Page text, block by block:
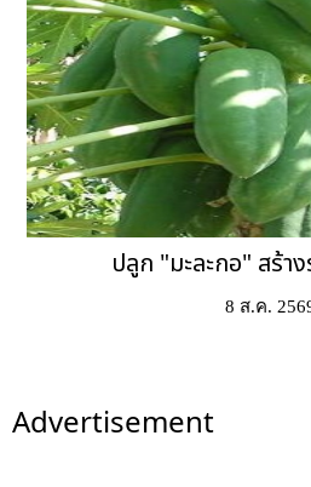
ปลูก "มะละกอ" สร้า
8 ส.ค.
Advertisement